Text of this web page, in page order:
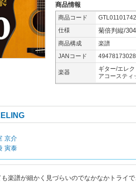
商品情報
商品コード GTL01101742
仕様
菊倍判縦/
商品構成
楽譜
JANコード
楽器
ギター/エレ
アコースティ
京介
寅泰
も楽譜が細かく見づらいのでなかなかトライ